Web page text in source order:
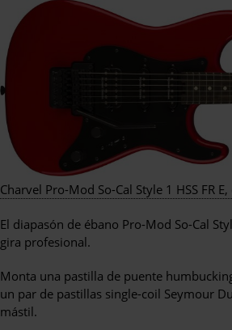
Charvel Pro-Mod So-Cal Style 1 HSS FR
El diapasón de ébano Pro-Mod So-Cal
gira profesional.
Monta una pastilla de puente
un par de pastillas single-coil Seymour
mástil.